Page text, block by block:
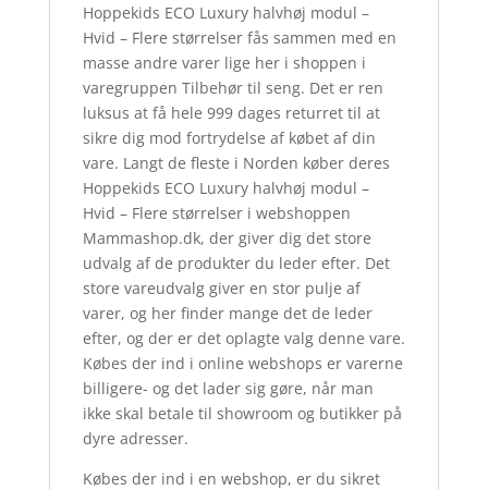
Hoppekids ECO Luxury halvhøj modul –
Hvid – Flere størrelser fås sammen med en
masse andre varer lige her i shoppen i
varegruppen Tilbehør til seng. Det er ren
luksus at få hele 999 dages returret til at
sikre dig mod fortrydelse af købet af din
vare. Langt de fleste i Norden køber deres
Hoppekids ECO Luxury halvhøj modul –
Hvid – Flere størrelser i webshoppen
Mammashop.dk, der giver dig det store
udvalg af de produkter du leder efter. Det
store vareudvalg giver en stor pulje af
varer, og her finder mange det de leder
efter, og der er det oplagte valg denne vare.
Købes der ind i online webshops er varerne
billigere- og det lader sig gøre, når man
ikke skal betale til showroom og butikker på
dyre adresser.
Købes der ind i en webshop, er du sikret